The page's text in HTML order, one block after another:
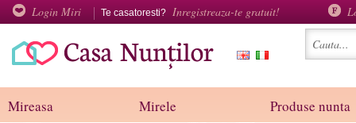
Login Miri Te casatoresti? Inregistreaza-te gratuit!
Mireasa Mirele Produse nunta